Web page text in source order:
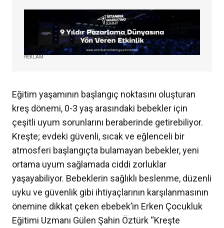
REKLAM
Eğitim yaşamının başlangıç noktasını oluşturan
kreş dönemi, 0-3 yaş arasındaki bebekler için
çeşitli uyum sorunlarını beraberinde getirebiliyor.
Kreşte; evdeki güvenli, sıcak ve eğlenceli bir
atmosferi başlangıçta bulamayan bebekler, yeni
ortama uyum sağlamada ciddi zorluklar
yaşayabiliyor. Bebeklerin sağlıklı beslenme, düzenli
uyku ve güvenlik gibi ihtiyaçlarının karşılanmasının
önemine dikkat çeken ebebek’in Erken Çocukluk
Eğitimi Uzmanı Gülen Şahin Öztürk “Kreşte